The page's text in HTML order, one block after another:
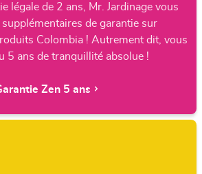
légale de 2 ans, Mr. Jardinage vous
de garantie sur
Colombia ! Autrement dit, vous
5 ans de tranquillité absolue !
Zen 5 ans